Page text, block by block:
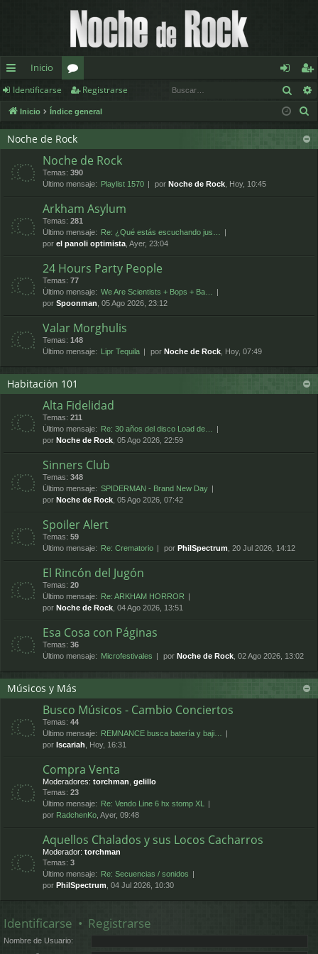
nl
ac
es
os
Inicio
or
os
de
nt
eg
ist
ra
Identificarse Registrarse
Inicio Índice general
Noche de Rock
Noche de Rock
Temas: 390
Último mensaje: Playlist 1570 por Noche de Rock , Hoy, 10:45
Arkham Asylum
Temas: 281
Último mensaje: Re: ¿Qué estás escuchando jus…
por el panoli optimista , Ayer, 23:04
24 Hours Party People
Temas: 77
Último mensaje: We Are Scientists + Bops + Ba…
por Spoonman , 05 Ago 2026, 23:12
Valar Morghulis
Temas: 148
Último mensaje: Lipr Tequila por Noche de Rock , Hoy, 07:49
Habitación 101
Alta Fidelidad
Temas: 211
Último mensaje: Re: 30 años del disco Load de…
por Noche de Rock , 05 Ago 2026, 22:59
Sinners Club
Temas: 348
Último mensaje: SPIDERMAN - Brand New Day
por Noche de Rock , 05 Ago 2026, 07:42
Spoiler Alert
Temas: 59
Último mensaje: Re: Crematorio por PhilSpectrum , 20 Jul 2026, 14:12
El Rincón del Jugón
Temas: 20
Último mensaje: Re: ARKHAM HORROR
por Noche de Rock , 04 Ago 2026, 13:51
Esa Cosa con Páginas
Temas: 36
Último mensaje: Microfestivales por Noche de Rock , 02 Ago 2026, 13:02
Músicos y Más
Busco Músicos - Cambio Conciertos
Temas: 44
Último mensaje: REMNANCE busca batería y baji…
por Iscariah , Hoy, 16:31
Compra Venta
Moderadores: torchman gelillo
Temas: 23
Último mensaje: Re: Vendo Line 6 hx stomp XL
por RadchenKo , Ayer, 09:48
Aquellos Chalados y sus Locos Cacharros
Moderador: torchman
Temas: 3
Último mensaje: Re: Secuencias / sonidos
por PhilSpectrum , 04 Jul 2026, 10:30
Identificarse • Registrarse
Nombre de Usuario: